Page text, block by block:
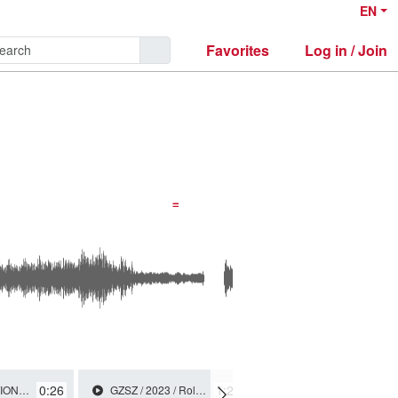
EN
Favorites Log in / Join
Bentheim 0:26 GZSZ / 2023 / Role: Sexpodcasterin / R: Christine Melzer 1:23